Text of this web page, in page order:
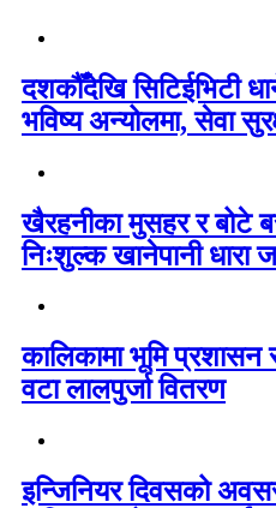
दशकौँदेखि सिटिईभिटी
भविष्य अन्योलमा, सेवा
खैरहनीका मुसहर र बोटे
निःशुल्क खानेपानी धारा
कालिकामा भूमि
वटा लालपुर्जा वितरण
इन्जिनियर दिवसको